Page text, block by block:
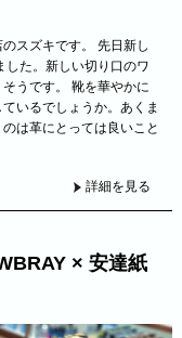
スズキです。 先日新し
した。新しい切り口のワ
うです。 靴を華やかに
いるでしょうか。あくま
は革にとっては良いこと
詳細を見る
× 安達紙